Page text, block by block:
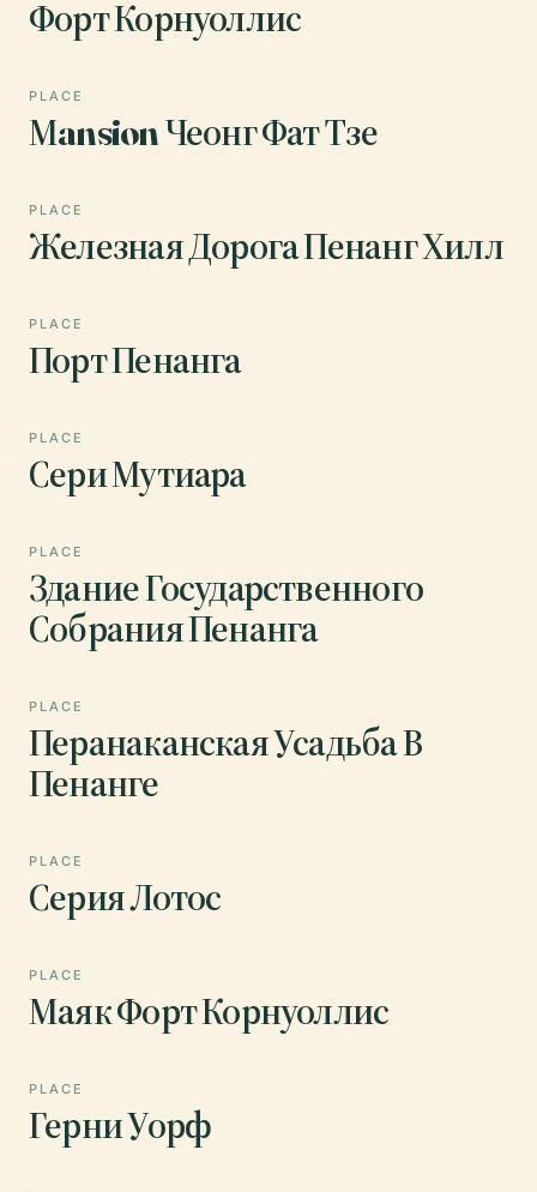
Форт Корнуоллис
PLACE
Мansion Чеонг Фат Тзе
PLACE
Железная Дорога Пенанг Хилл
PLACE
Порт Пенанга
PLACE
Сери Мутиара
PLACE
Здание Государственного
Собрания Пенанга
PLACE
Перанаканская Усадьба В
Пенанге
PLACE
Серия Лотос
PLACE
Маяк Форт Корнуоллис
PLACE
Герни Уорф